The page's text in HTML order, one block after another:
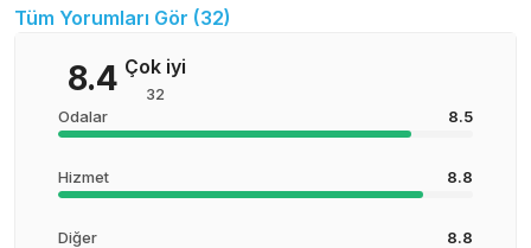
Tüm Yorumları Gör (32)
8.4 Çok iyi
32
Odalar
8.5
Hizmet 8.8
Diğer 8.8